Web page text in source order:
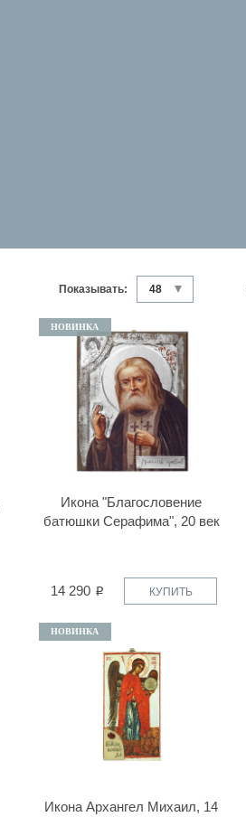
Показывать:
НОВИНКА
Икона "Благословение
батюшки Серафима", 20 век
14 290 КУПИТЬ
НОВИНКА
Икона Архангел Михаил, 14